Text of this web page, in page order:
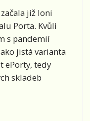
již loni
Porta. Kvůli
s pandemií
jistá varianta
ePorty, tedy
skladeb